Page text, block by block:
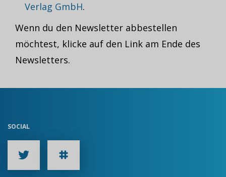
Verlag GmbH.
Wenn du den Newsletter abbestellen
möchtest, klicke auf den Link am Ende des
Newsletters.
SOCIAL